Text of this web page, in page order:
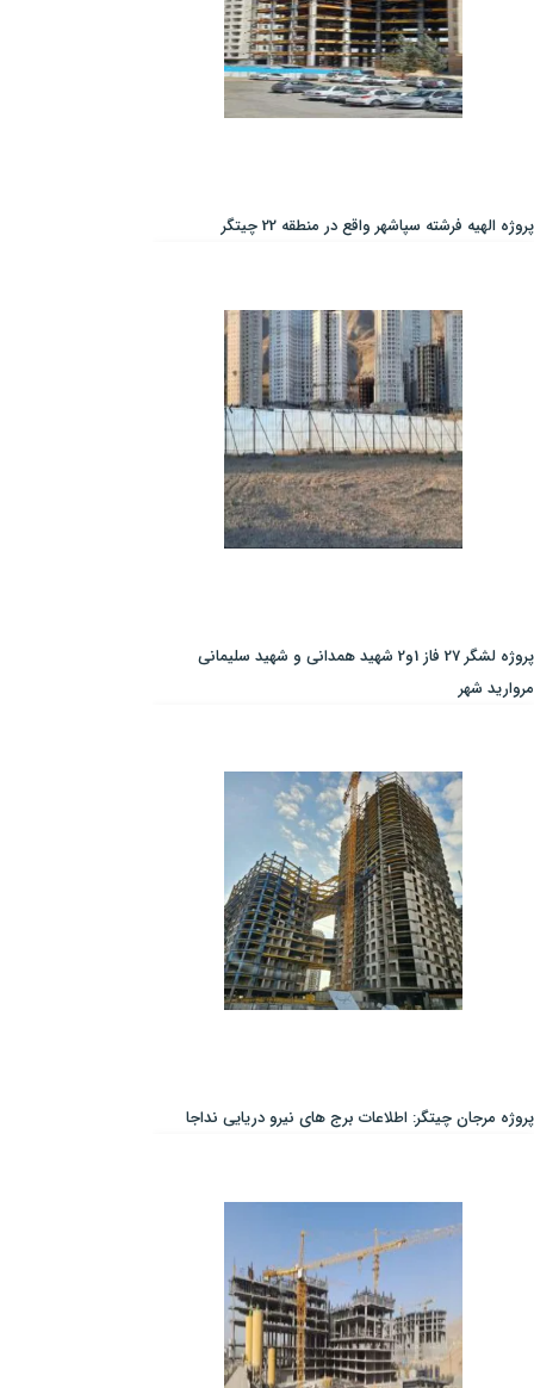
پروژه الهیه فرشته سپاشهر واقع در منطقه 22 چیتگر
پروژه لشگر 27 فاز 1و2 شهید همدانی و شهید سلیمانی
مروارید شهر
پروژه مرجان چیتگر: اطلاعات برج های نیرو دریایی نداجا